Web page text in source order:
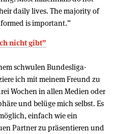
daily lives. The majority of
is important.”
nicht gibt”
schwulen Bundesliga-
ich mit meinem Freund zu
Wochen in allen Medien oder
und belüge mich selbst. Es
einfach wie ein
Partner zu präsentieren und